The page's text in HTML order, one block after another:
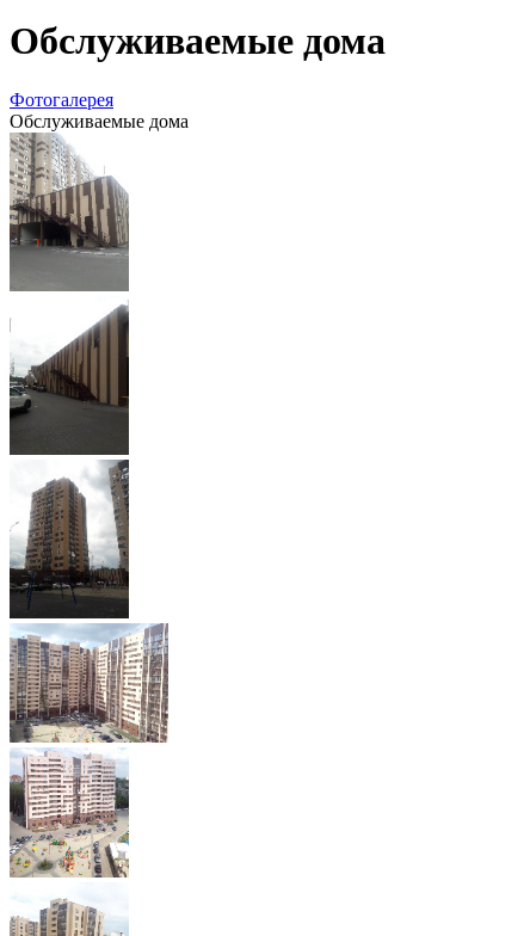
Обслуживаемые дома
Фотогалерея
Обслуживаемые дома